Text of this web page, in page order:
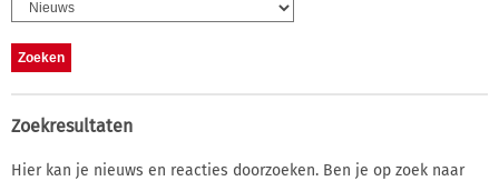
Zoekresultaten
Hier kan je nieuws en reacties doorzoeken. Ben je op zoek naar